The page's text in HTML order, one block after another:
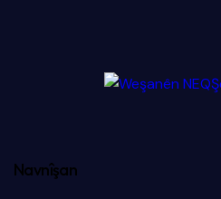
Navnîşan